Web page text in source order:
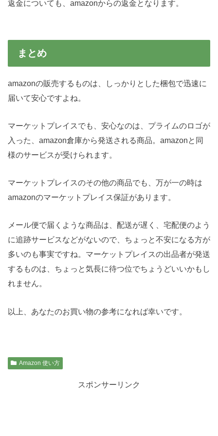
返金についても、amazonからの返金となります。
まとめ
amazonの販売するものは、しっかりとした梱包で迅速に
届いて安心ですよね。
マーケットプレイスでも、安心なのは、プライムのロゴが
入った、amazon倉庫から発送される商品。amazonと同
様のサービスが受けられます。
マーケットプレイスのその他の商品でも、万が一の時は
amazonのマーケットプレイス保証があります。
メール便で届くような商品は、配送が遅く、宅配便のよう
に追跡サービスなどがないので、ちょっと不安になる方が
多いのも事実ですね。マーケットプレイスの出品者が発送
するものは、ちょっと気長に待つ位でちょうどいいかもし
れません。
以上、あなたのお買い物の参考になれば幸いです。
Amazon 使い方
スポンサーリンク